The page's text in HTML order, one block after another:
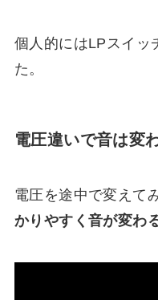
個人的にはLPスイッ
た。
電圧違いで音は変
電圧を途中で変えて
かりやすく音が変わ